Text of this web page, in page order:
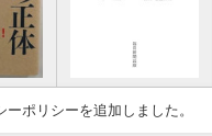
ーポリシーを追加しました。